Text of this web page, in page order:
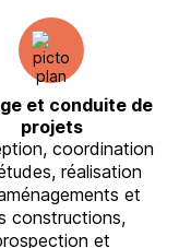
et conduite de
projets
coordination
réalisation
et
constructions,
et